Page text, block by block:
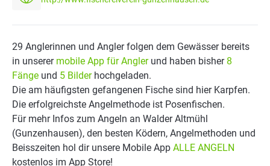
29 Anglerinnen und Angler folgen dem Gewässer bereits
in unserer mobile App für Anglerund haben bisher 8
Fänge und 5 Bilderhochgeladen.
Die am häufigsten gefangenen Fische sind hier Karpfen.
Die erfolgreichste Angelmethode ist Posenfischen.
Für mehr Infos zum Angeln an Walder Altmühl
(Gunzenhausen), den besten Ködern, Angelmethoden und
Beisszeiten hol dir unsere Mobile App ALLE ANGELN
kostenlos im App Store!